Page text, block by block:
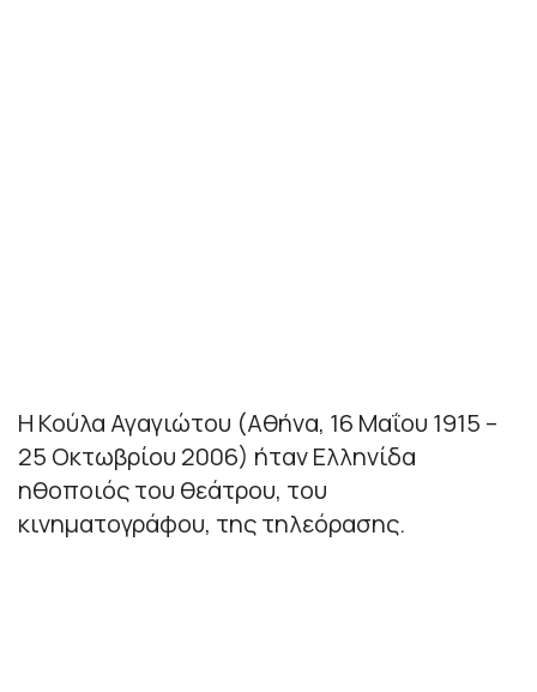
Η Κούλα Αγαγιώτου (Αθήνα, 16 Μαΐου 1915 –
25 Οκτωβρίου 2006) ήταν Ελληνίδα
ηθοποιός του θεάτρου, του
κινηματογράφου, της τηλεόρασης.